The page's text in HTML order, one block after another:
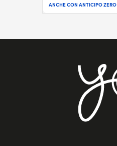
ANCHE CON ANTICIPO ZERO